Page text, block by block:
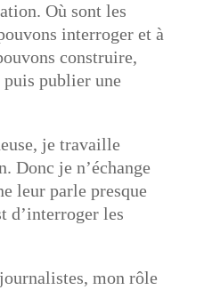
Où sont les
interroger et à
construire,
publier une
je travaille
Donc je n’échange
leur parle presque
d’interroger les
mon rôle